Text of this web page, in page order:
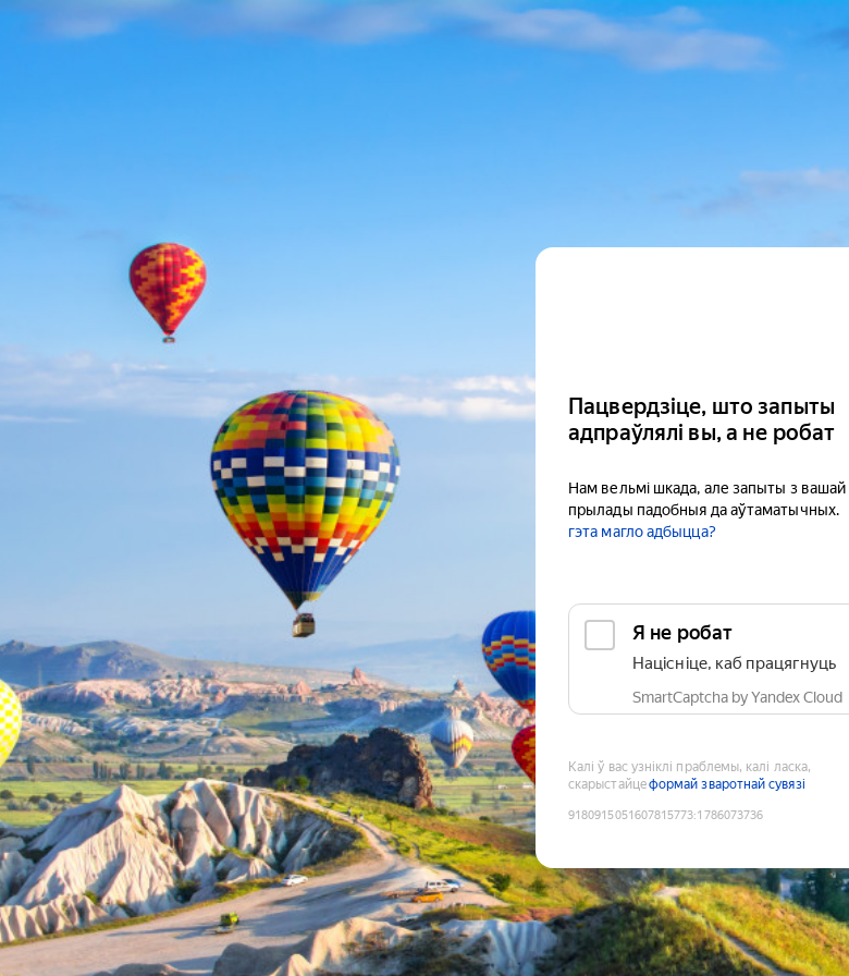
Пацвердзіце, што запыты
адпраўлялі вы, а не робат
Нам вельмі шкада, але запыты з вашай
прылады падобныя да аўтаматычных.
гэта магло адбыцца?
Я не робат
Націсніце, каб працягнуць
SmartCaptcha by Yandex Cloud
Калі ў вас узніклі праблемы, калі ласка,
скарыстайцеформай зваротнай сувязі
9180915051607815773:1786073736